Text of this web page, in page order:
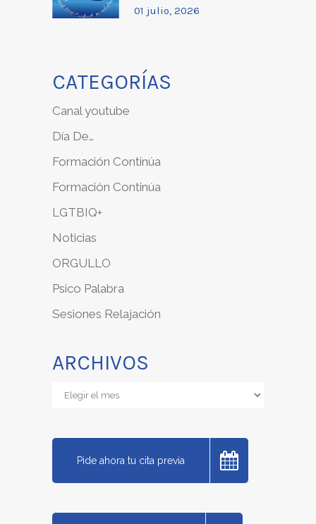
01 julio, 2026
CATEGORÍAS
Canal youtube
Día De…
Formación Continúa
Formación Continúa
LGTBIQ+
Noticias
ORGULLO
Psico Palabra
Sesiones Relajación
ARCHIVOS
Archivos
Pide ahora tu cita previa